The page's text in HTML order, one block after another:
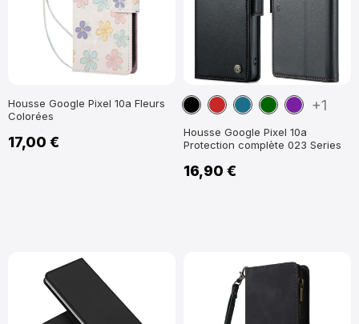
Housse Google Pixel 10a Fleurs
Colorées
17,00 €
NoirRouge
BleuVertViolet
+1
Housse Google Pixel 10a
Protection complète 023 Series
16,90 €